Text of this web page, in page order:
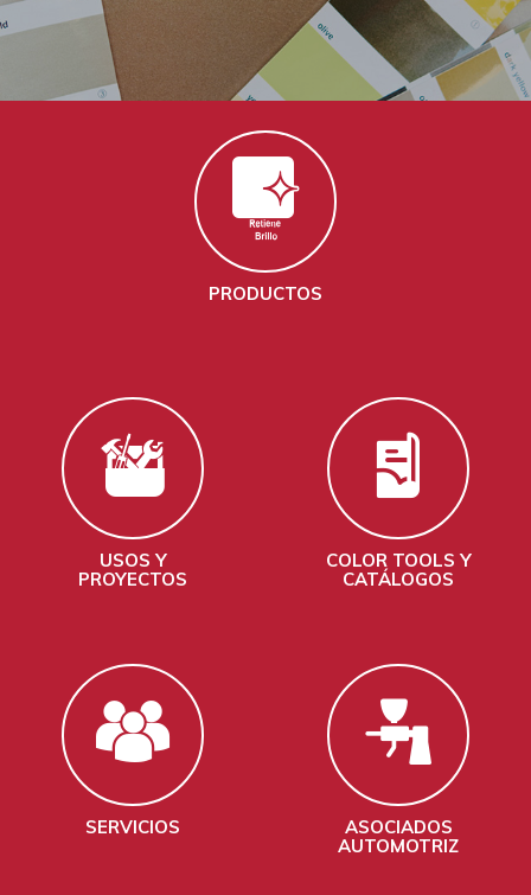
PRODUCTOS
USOS Y
PROYECTOS
COLOR TOOLS Y
CATÁLOGOS
SERVICIOS
ASOCIADOS
AUTOMOTRIZ